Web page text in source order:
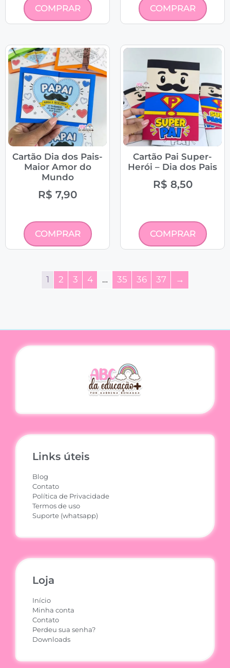
COMPRAR COMPRAR
Cartão Dia dos Pais-
Maior Amor do
Mundo
R$ 7,90
COMPRAR
Cartão Pai Super-
Herói – Dia dos Pais
R$ 8,50
COMPRAR
1 2 3 4 … 35 36 37 →
Links úteis
Blog
Contato
Política de Privacidade
Termos de uso
Suporte (whatsapp)
Loja
Início
Minha conta
Contato
Perdeu sua senha?
Downloads